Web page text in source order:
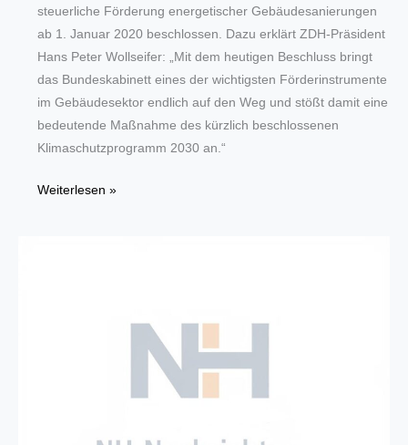
steuerliche Förderung energetischer Gebäudesanierungen
ab 1. Januar 2020 beschlossen. Dazu erklärt ZDH-Präsident
Hans Peter Wollseifer: „Mit dem heutigen Beschluss bringt
das Bundeskabinett eines der wichtigsten Förderinstrumente
im Gebäudesektor endlich auf den Weg und stößt damit eine
bedeutende Maßnahme des kürzlich beschlossenen
Klimaschutzprogramm 2030 an.“
Steuerliche
Weiterlesen »